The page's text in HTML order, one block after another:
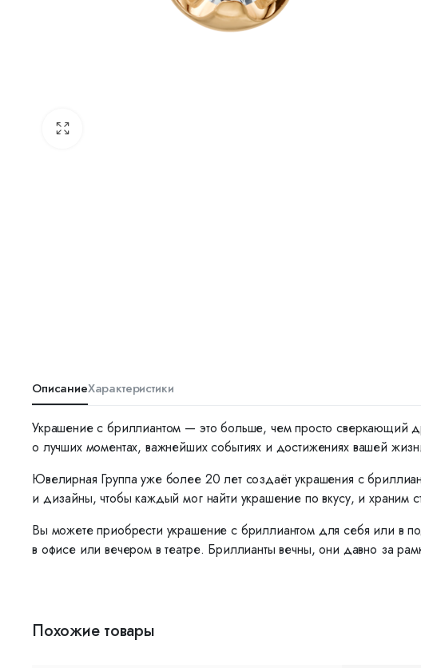
ОписаниеХарактеристики
Украшение с бриллиантом — это больше, чем просто сверкающий
о лучших моментах, важнейших событиях и достижениях вашей
Ювелирная Группа уже более 20 лет создаёт украшения с
и дизайны, чтобы каждый мог найти украшение по вкусу, и храним
Вы можете приобрести украшение с бриллиантом для себя или в
в офисе или вечером в театре. Бриллианты вечны, они давно за
Похожие товары